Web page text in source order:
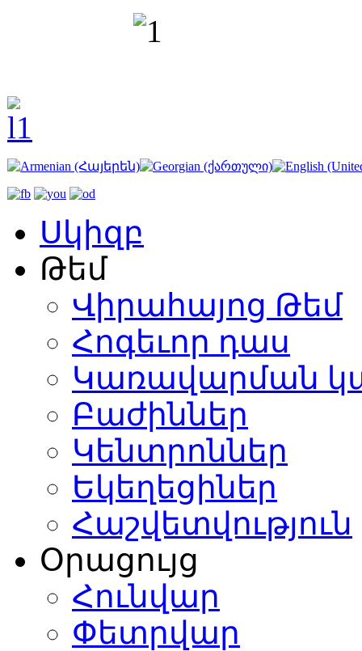
Սկիզբ
Թեմ
Վիրահայոց Թեմ
Հոգեւոր դաս
Կառավարման
Բաժիններ
Կենտրոններ
Եկեղեցիներ
Հաշվետվություն
Օրացույց
Հունվար
Փետրվար